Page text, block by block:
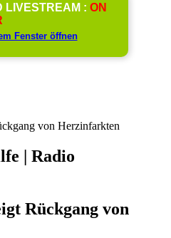
LIVESTREAM : ON
Fenster öffnen
von Herzinfarkten
| Radio
Rückgang von